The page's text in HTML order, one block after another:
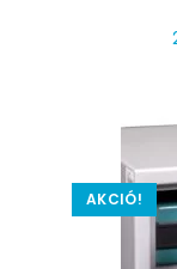
AKCIÓ!